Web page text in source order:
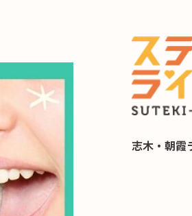
志木・朝霞
の暮らし 住み替え相談